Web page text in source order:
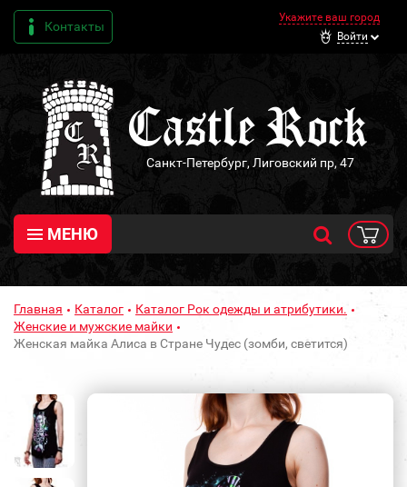
Контакты
Укажите ваш город
Войти
Санкт-Петербург, Лиговский пр, 47
МЕНЮ
Главная Каталог
Каталог Рок одежды и атрибутики.
Женские и мужские майки
Женская майка Алиса в Стране Чудес (зомби, светится)